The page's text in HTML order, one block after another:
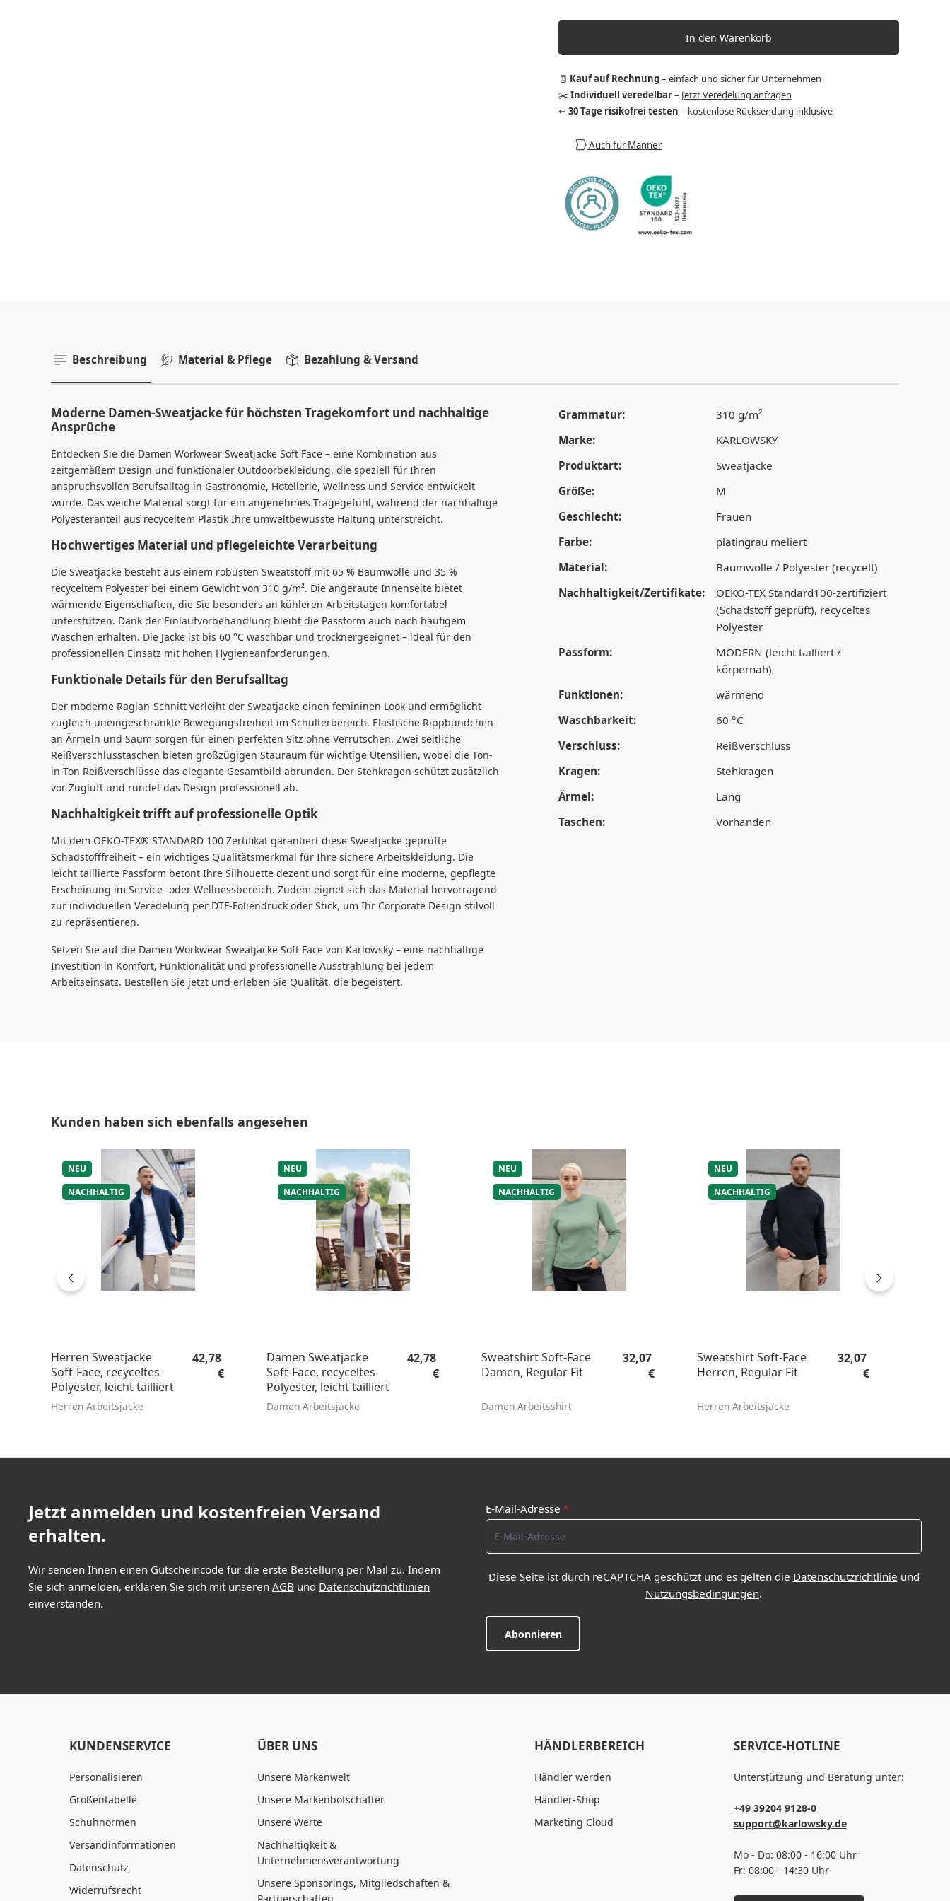
In den Warenkorb
🧾 Kauf auf Rechnung– einfach und sicher für Unternehmen
✂️ Individuell veredelbar– Jetzt Veredelung anfragen
↩️ 30 Tage risikofrei testen – kostenlose Rücksendung inklusive
Auch für Männer
Beschreibung Material & Pflege Bezahlung & Versand
Moderne Damen-Sweatjacke für höchsten Tragekomfort und nachhaltige
Ansprüche
Entdecken Sie die Damen Workwear Sweatjacke Soft Face – eine Kombination aus
zeitgemäßem Design und funktionaler Outdoorbekleidung, die speziell für Ihren
anspruchsvollen Berufsalltag in Gastronomie, Hotellerie, Wellness und Service entwickelt
wurde. Das weiche Material sorgt für ein angenehmes Tragegefühl, während der nachhaltige
Polyesteranteil aus recyceltem Plastik Ihre umweltbewusste Haltung unterstreicht.
Hochwertiges Material und pflegeleichte Verarbeitung
Die Sweatjacke besteht aus einem robusten Sweatstoff mit 65 % Baumwolle und 35 %
recyceltem Polyester bei einem Gewicht von 310 g/m². Die angeraute Innenseite bietet
wärmende Eigenschaften, die Sie besonders an kühleren Arbeitstagen komfortabel
unterstützen. Dank der Einlaufvorbehandlung bleibt die Passform auch nach häufigem
Waschen erhalten. Die Jacke ist bis 60 °C waschbar und trocknergeeignet – ideal für den
professionellen Einsatz mit hohen Hygieneanforderungen.
Funktionale Details für den Berufsalltag
Der moderne Raglan-Schnitt verleiht der Sweatjacke einen femininen Look und ermöglicht
zugleich uneingeschränkte Bewegungsfreiheit im Schulterbereich. Elastische Rippbündchen
an Ärmeln und Saum sorgen für einen perfekten Sitz ohne Verrutschen. Zwei seitliche
Reißverschlusstaschen bieten großzügigen Stauraum für wichtige Utensilien, wobei die Ton-
in-Ton Reißverschlüsse das elegante Gesamtbild abrunden. Der Stehkragen schützt zusätzlich
vor Zugluft und rundet das Design professionell ab.
Nachhaltigkeit trifft auf professionelle Optik
Mit dem OEKO-TEX® STANDARD 100 Zertifikat garantiert diese Sweatjacke geprüfte
Schadstofffreiheit – ein wichtiges Qualitätsmerkmal für Ihre sichere Arbeitskleidung. Die
leicht taillierte Passform betont Ihre Silhouette dezent und sorgt für eine moderne, gepflegte
Erscheinung im Service- oder Wellnessbereich. Zudem eignet sich das Material hervorragend
zur individuellen Veredelung per DTF-Foliendruck oder Stick, um Ihr Corporate Design stilvoll
zu repräsentieren.
Setzen Sie auf die Damen Workwear Sweatjacke Soft Face von Karlowsky – eine nachhaltige
Investition in Komfort, Funktionalität und professionelle Ausstrahlung bei jedem
Arbeitseinsatz. Bestellen Sie jetzt und erleben Sie Qualität, die begeistert.
Grammatur:
310 g/m²
Marke:
KARLOWSKY
Produktart:
Sweatjacke
Größe:
M
Geschlecht:
Frauen
Farbe:
platingrau meliert
Material:
Baumwolle / Polyester (recycelt)
Nachhaltigkeit/Zertifikate:
OEKO-TEX Standard100-zertifiziert
(Schadstoff geprüft), recyceltes
Polyester
Passform:
MODERN (leicht tailliert /
körpernah)
Funktionen:
wärmend
Waschbarkeit:
60 °C
Verschluss:
Reißverschluss
Kragen:
Stehkragen
Ärmel:
Lang
Taschen:
Vorhanden
Produktgalerie überspringen
Kunden haben sich ebenfalls angesehen
NEU
NACHHALTIG
Herren Sweatjacke
Soft-Face, recyceltes
Polyester, leicht tailliert
Herren Arbeitsjacke
Regulärer Preis:
42,78
€
NEU
NACHHALTIG
Damen Sweatjacke
Soft-Face, recyceltes
Polyester, leicht tailliert
Damen Arbeitsjacke
Regulärer Preis:
42,78
€
NEU
NACHHALTIG
Sweatshirt Soft-Face
Damen, Regular Fit
Damen Arbeitsshirt
Regulärer Preis:
32,07
€
NEU
NACHHALTIG
Sweatshirt Soft-Face
Herren, Regular Fit
Herren Arbeitsjacke
Regulärer Preis:
32,07
€
Jetzt anmelden und kostenfreien Versand
erhalten.
Wir senden Ihnen einen Gutscheincode für die erste Bestellung per Mail zu. Indem
Sie sich anmelden, erklären Sie sich mit unseren AGB und Datenschutzrichtlinien
einverstanden.
E-Mail-Adresse *
Diese Seite ist durch reCAPTCHA geschützt und es gelten die Datenschutzrichtlinie und
Nutzungsbedingungen.
Abonnieren
KUNDENSERVICE
Personalisieren
Größentabelle
Schuhnormen
Versandinformationen
Datenschutz
Widerrufsrecht
ÜBER UNS
Unsere Markenwelt
Unsere Markenbotschafter
Unsere Werte
Nachhaltigkeit &
Unternehmensverantwortung
Unsere Sponsorings, Mitgliedschaften &
HÄNDLERBEREICH
Händler werden
Händler-Shop
Marketing Cloud
SERVICE-HOTLINE
Unterstützung und Beratung unter:
+49 39204 9128-0
support@karlowsky.de
Mo - Do: 08:00 - 16:00 Uhr
Fr: 08:00 - 14:30 Uhr